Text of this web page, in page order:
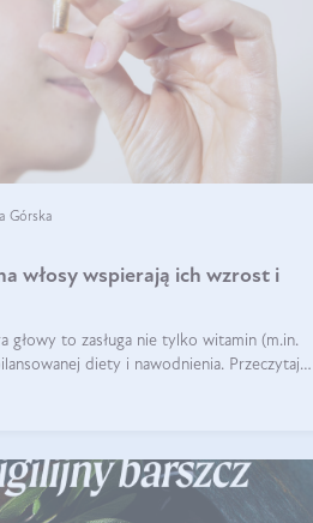
Górska
włosy wspierają ich wzrost i
głowy to zasługa nie tylko witamin (m.in.
diety i nawodnienia. Przeczytaj